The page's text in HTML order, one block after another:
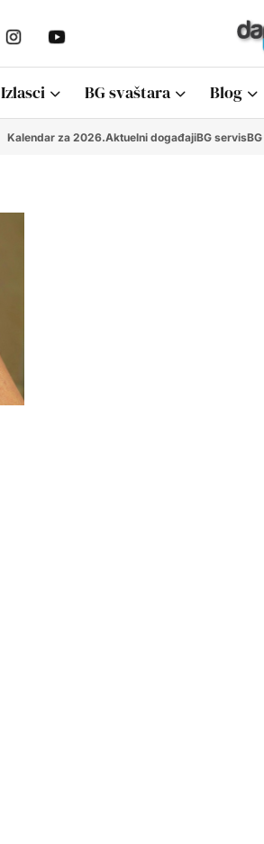
Izlasci BG svaštara Blog
Kalendar za 2026.Aktuelni događajiBG servis